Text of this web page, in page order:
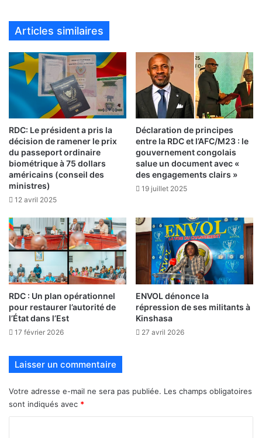
Articles similaires
RDC: Le président a pris la
décision de ramener le prix
du passeport ordinaire
biométrique à 75 dollars
américains (conseil des
ministres)
12 avril 2025
Déclaration de principes
entre la RDC et l’AFC/M23 : le
gouvernement congolais
salue un document avec «
des engagements clairs »
19 juillet 2025
RDC : Un plan opérationnel
pour restaurer l’autorité de
l’État dans l’Est
17 février 2026
ENVOL dénonce la
répression de ses militants à
Kinshasa
27 avril 2026
Laisser un commentaire
Votre adresse e-mail ne sera pas publiée. Les champs obligatoires
sont indiqués avec *